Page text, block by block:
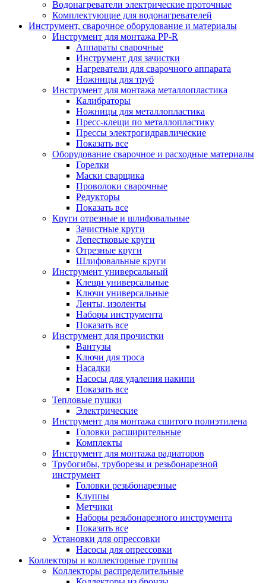
Водонагреватели электрические проточные
Комплектующие для водонагревателей
Инструмент, сварочное оборудование и материалы
Инструмент для монтажа PP-R
Аппараты сварочные
Инструмент для зачистки
Нагреватели для сварочного аппарата
Ножницы для труб
Инструмент для монтажа металлопластика
Калибраторы
Ножницы для металлопластика
Пресс-клещи по металлопластику
Прессы электрогидравлические
Показать все
Оборудование сварочное и расходные материалы
Горелки
Маски сварщика
Проволоки сварочные
Редукторы
Показать все
Круги отрезные и шлифовальные
Зачистные круги
Лепестковые круги
Отрезные круги
Шлифовальные круги
Инструмент универсальный
Клещи универсальные
Ключи универсальные
Ленты, изоленты
Наборы инструмента
Показать все
Инструмент для прочистки
Вантузы
Ключи для троса
Насадки
Насосы для удаления накипи
Показать все
Тепловые пушки
Электрические
Инструмент для монтажа сшитого полиэтилена
Головки расширительные
Комплекты
Инструмент для монтажа радиаторов
Трубогибы, труборезы и резьбонарезной
инструмент
Головки резьбонарезные
Клуппы
Метчики
Наборы резьбонарезного инструмента
Показать все
Установки для опрессовки
Насосы для опрессовки
Коллекторы и коллекторные группы
Коллекторы распределительные